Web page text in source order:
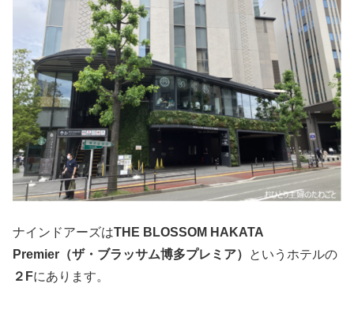
ナインドアーズはTHE BLOSSOM HAKATA
Premier（ザ・ブラッサム博多プレミア）
というホテルの
２Fにあります。